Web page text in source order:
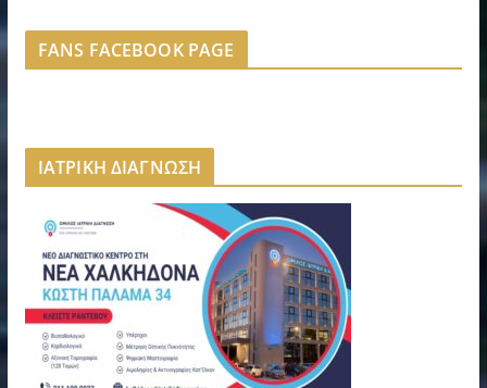
FANS FACEBOOK PAGE
ΙΑΤΡΙΚΗ ΔΙΑΓΝΩΣΗ